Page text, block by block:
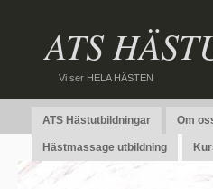
ATS
Vi ser HELA HÄSTEN
ATS Hästutbildningar Om
Hästmassage utbildning